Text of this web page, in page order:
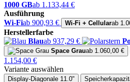
1000 GBab 1.133,44 €
Ausführung
Wi-Fiab 900,93 € Wi-Fi + Cellularab
Herstellerfarbe
Blauab 937,29 €
Space Grauab 1.060,00 €
1.154,00 €
Variante auswählen
Display-Diagonale 11.0"